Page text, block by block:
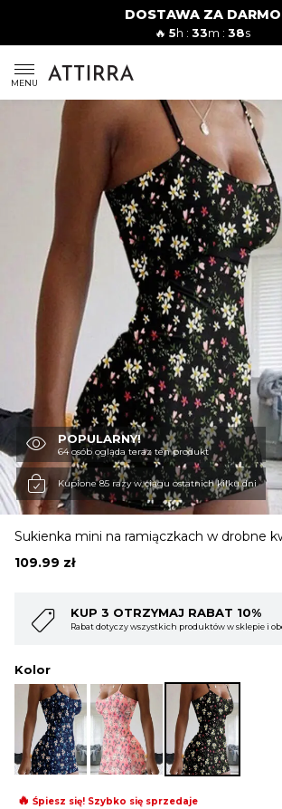
DOSTAWA ZA DARMO
🔥5h :33m :37s
MENU
Mężczyźni
SUKIENKI
KOMPLETY
DÓŁ DAMSKIE
STROJE KĄPIELOWE
BLUZKI
OBUWIE
BIELIZNA
SWETRY
OKRYCIA WIERZCHNIE
POPULARNY!
64 osób ogląda teraz ten produkt
Kupione 85 razy w ciągu ostatnich kilku dni
Sukienka mini na ramiączkach w drobne
109.99 zł
i obejmuje cały koszyk
KUP 4
Rabat dotyczy
Kolor
🔥 Śpiesz się! Szybko się sprzedaje